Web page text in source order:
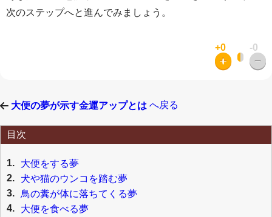
次のステップへと進んでみましょう。
+0 -0
大便の夢が示す金運アップとは へ戻る
目次
1.
大便をする夢
2.
犬や猫のウンコを踏む夢
3.
鳥の糞が体に落ちてくる夢
4.
大便を食べる夢